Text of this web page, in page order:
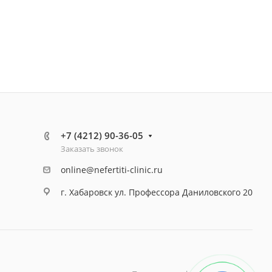
+7 (4212) 90-36-05
Заказать звонок
online@nefertiti-clinic.ru
г. Хабаровск ул. Профессора Даниловского 20